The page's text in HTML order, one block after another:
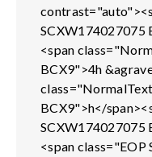
SCXW174027075
<span
BCX9">4h
BCX9">h</
SCXW174027075
<span